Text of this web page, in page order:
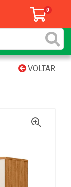
0
VOLTAR